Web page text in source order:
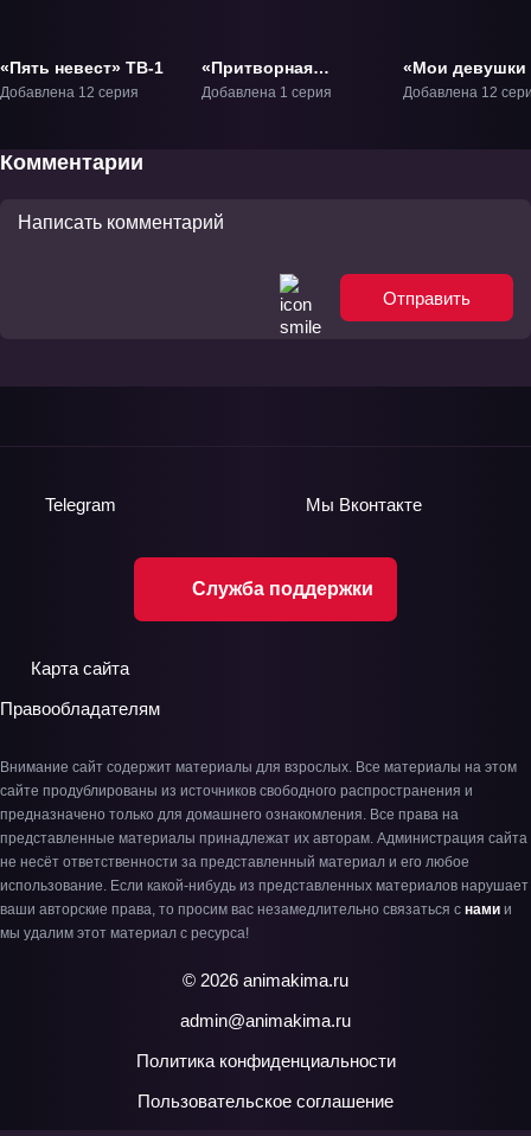
«Пять невест» ТВ-1
Добавлена 12 серия
«Притворная
любовь 2» ОВА-2
Добавлена 1 серия
«Мои девушки
ТВ-2
Добавлена 12
Комментарии
Отправить
Служба поддержки
Telegram Мы Вконтакте
Карта сайта
Правообладателям
Внимание сайт содержит материалы для взрослых. Все материалы на этом
сайте продублированы из источников свободного распространения и
предназначено только для домашнего ознакомления. Все права на
представленные материалы принадлежат их авторам. Администрация сайта
не несёт ответственности за представленный материал и его любое
использование. Если какой-нибудь из представленных материалов нарушает
ваши авторские права, то просим вас незамедлительно связаться с нами и
мы удалим этот материал с ресурса!
© 2026 animakima.ru
admin@animakima.ru
Политика конфиденциальности
Пользовательское соглашение